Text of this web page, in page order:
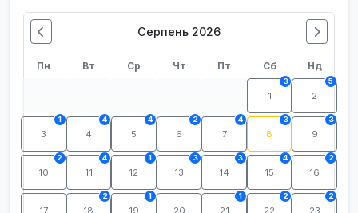
Серпень 2026
Пн Вт Ср Чт Пт Сб Нд
1
3
2
5
3
1
4
4
5
4
6
2
7
4
8
3
9
3
10
2
11
4
12
1
13
3
14
3
15
4
16
2
17 18
2
19
1
20 21
1
22
2
23
2